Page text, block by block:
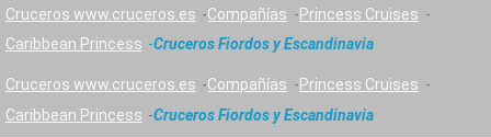
Cruceros www.cruceros.es Compañías
Princess Cruises
Caribbean Princess
Cruceros Fiordos y Escandinavia
Cruceros www.cruceros.es Compañías
Princess Cruises
Caribbean Princess
Cruceros Fiordos y Escandinavia